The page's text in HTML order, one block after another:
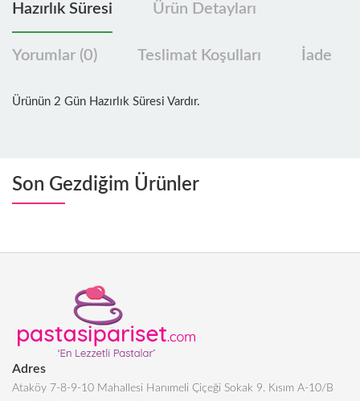
Hazırlık Süresi Ürün Detayları
Yorumlar (0) Teslimat Koşulları İade
Ürünün 2 Gün Hazırlık Süresi Vardır.
Son Gezdiğim Ürünler
Adres
Ataköy 7-8-9-10 Mahallesi Hanımeli Çiçeği Sokak 9. Kısım A-10/B